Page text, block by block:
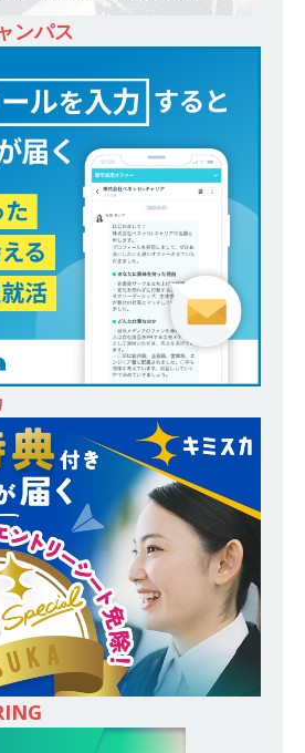
関西トップレベルのお金のプロ集団 ｜ 創業以
ティング
体育会積極採用企業
2025年8月7日 ]
迎） ≫ 大阪勤務・転勤なし ｜ 世界屈指の金属
メーカー ｜ 社員35名の少数精鋭企業 ｜ 家
助有 ｜ 創業85年 ｜ 桜井鉄工所
体育会積
用企業
≪ 27卒 ≫ 北関東地域での信
実績バツグン!! ｜ 市場価値を高めたい人必見
「住まい」を通して人のライフスタイルを支
社会的意義のある仕事 ｜ 横尾材木店
積極採用企業
年8月6日 ]
≪ 27卒 ≫ 兵庫（西宮）勤
転勤なし ｜ 営業 ‘ 以外 ’ の仕事 ｜ 残業ほぼ
｜ 毎年黒字 ｜ 無借金経営 ｜ 創業61年 ｜
建設
体育会積極採用企業
年8月6日 ]
≪ 27卒 ≫ スタンダード上場
フードビジネス（ラーメン山岡家）を全国展
｜ 13期連続増収!! 売上高増加率371％!! ｜ 経
ンパス